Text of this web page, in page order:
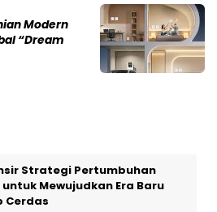
Modern
“Dream
Strategi Pertumbuhan
Mewujudkan Era Baru
Cerdas